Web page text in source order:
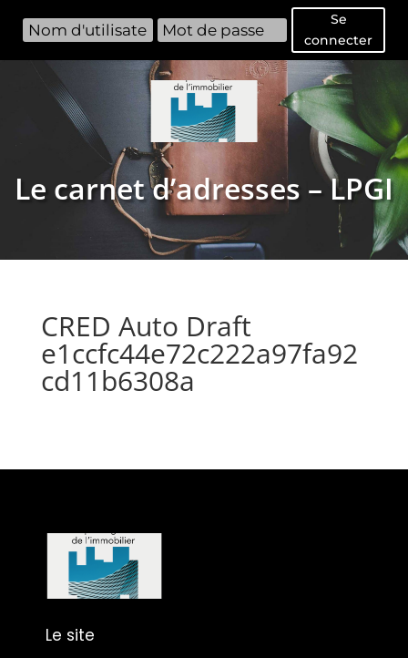
Se
connecter
Le carnet d’adresses – LPGI
CRED Auto Draft
e1ccfc44e72c222a97fa92
cd11b6308a
Le site